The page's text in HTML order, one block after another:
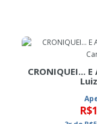
CRONIQUEI...